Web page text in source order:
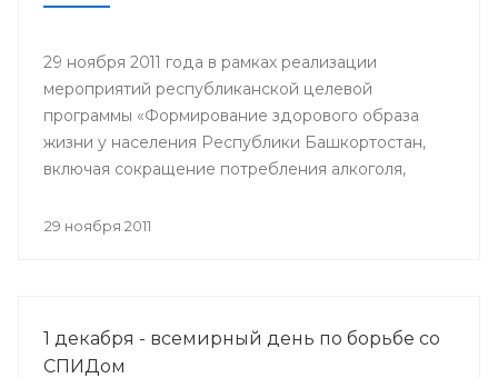
29 ноября 2011 года в рамках реализации
мероприятий республиканской целевой
программы «Формирование здорового образа
жизни у населения Республики Башкортостан,
включая сокращение потребления алкоголя,
годы» и проведения Всемирного дня борьбы со
выбираем здоровый образ жизни».
29 ноября 2011
1 декабря - всемирный день по борьбе со
СПИДом